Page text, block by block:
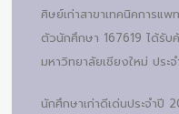
ศิษย์เก่าสาขาเทคนิคการแ
ตัวนักศึกษา 167619 ได้รับ
มหาวิทยาลัยเชียงใหม่ ประ
นักศึกษาเก่าดีเด่นประจำปี